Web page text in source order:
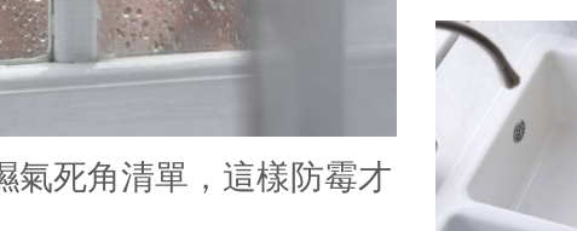
氣死角清單，這樣防霉才